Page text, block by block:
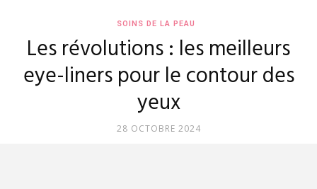
SOINS DE LA PEAU
Les révolutions : les meilleurs
eye-liners pour le contour des
yeux
28 OCTOBRE 2024